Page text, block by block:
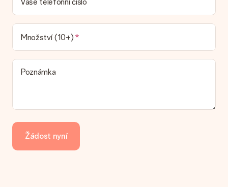
náš dopravce vám dodá váš dárek.
Jaké možnosti doručení si mohu vybrat?
V současné době není možné zvolit možnost doručení. Dárek,
který chcete objednat, je buď odeslán jako balíček nebo jako
doručování poštovní schránky. Chcete vědět, na kterou
možnost spadá vaše objednávka? Kontaktujte prosím náš
zákaznický servis.
Jak mohu zaplatit objednávku?
kartu, fakturu přes Klarna nebo ruční převod. V případě ručního
převodu platby prosím vezměte v úvahu dodací lhůtu 3 dny
navíc.
Množství (10+)
Poznámka
Žádost nyní